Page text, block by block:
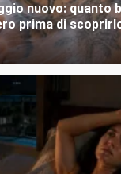
nuovo: quanto
prima di